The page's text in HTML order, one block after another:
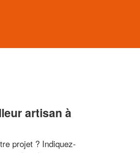
artisan à
projet ? Indiquez-